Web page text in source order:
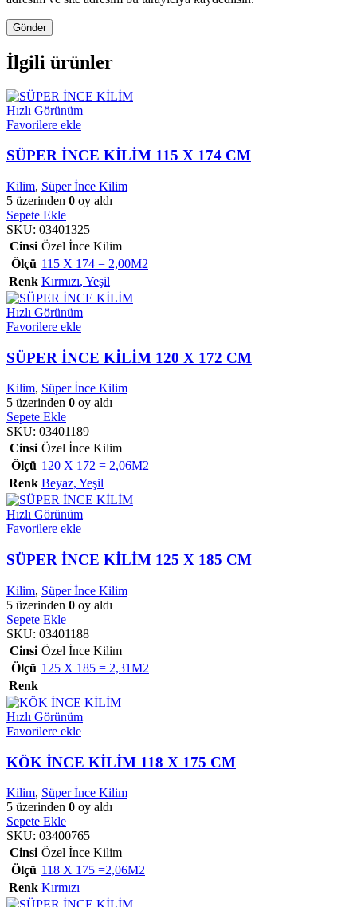
İlgili ürünler
Hızlı Görünüm
Favorilere ekle
SÜPER İNCE KİLİM 115 X 174 CM
Kilim, Süper İnce Kilim
5 üzerinden 0 oy aldı
Sepete Ekle
SKU: 03401325
Cinsi Özel İnce Kilim
Ölçü 115 X 174 = 2,00M2
Renk Kırmızı, Yeşil
Hızlı Görünüm
Favorilere ekle
SÜPER İNCE KİLİM 120 X 172 CM
Kilim, Süper İnce Kilim
5 üzerinden 0 oy aldı
Sepete Ekle
SKU: 03401189
Cinsi Özel İnce Kilim
Ölçü 120 X 172 = 2,06M2
Renk Beyaz, Yeşil
Hızlı Görünüm
Favorilere ekle
SÜPER İNCE KİLİM 125 X 185 CM
Kilim, Süper İnce Kilim
5 üzerinden 0 oy aldı
Sepete Ekle
SKU: 03401188
Cinsi Özel İnce Kilim
Ölçü 125 X 185 = 2,31M2
Renk
Hızlı Görünüm
Favorilere ekle
KÖK İNCE KİLİM 118 X 175 CM
Kilim, Süper İnce Kilim
5 üzerinden 0 oy aldı
Sepete Ekle
SKU: 03400765
Cinsi Özel İnce Kilim
Ölçü 118 X 175 =2,06M2
Renk Kırmızı